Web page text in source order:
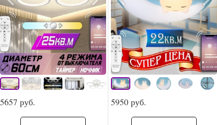
5657 руб. 5950 руб.